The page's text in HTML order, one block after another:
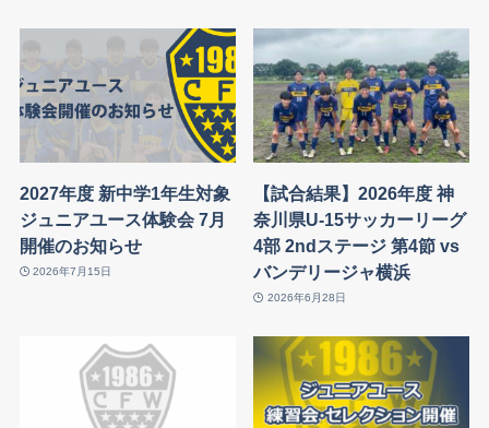
2027年度 新中学1年生対象
ジュニアユース体験会 7月
開催のお知らせ
2026年7月15日
【試合結果】2026年度 神
奈川県U-15サッカーリーグ
4部 2ndステージ 第4節 vs
バンデリージャ横浜
2026年6月28日